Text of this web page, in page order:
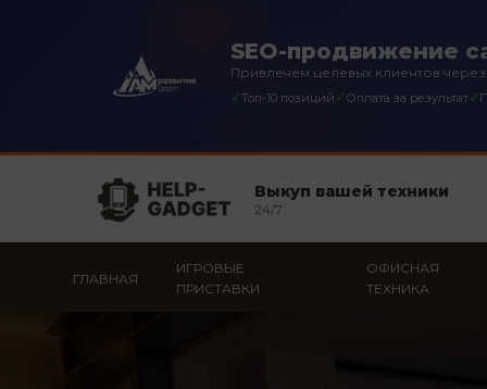
SEO-продвижение
Привлечем целевых клиентов
✓Топ-10 позиций ✓ Оплата за результат✓
Выкуп вашей техники
24/7
ГЛАВНАЯ
ИГРОВЫЕ
ПРИСТАВКИ
ОФИСНАЯ
ТЕХНИКА